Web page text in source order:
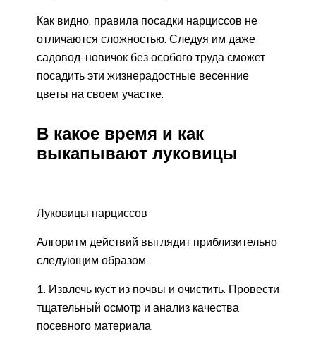
Как видно, правила посадки нарциссов не
отличаются сложностью. Следуя им даже
садовод-новичок без особого труда сможет
посадить эти жизнерадостные весенние
цветы на своем участке.
В какое время и как
выкапывают луковицы
Луковицы нарциссов
Алгоритм действий выглядит приблизительно
следующим образом:
Извлечь куст из почвы и очистить. Провести
тщательный осмотр и анализ качества
посевного материала.